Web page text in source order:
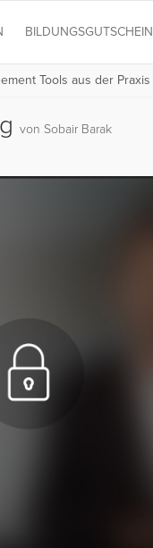
BILDUNGSGUTSCHEIN
Tools aus der Praxis
von Sobair Barak